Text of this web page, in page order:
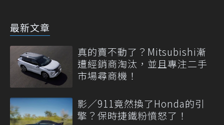
最新文章
真的賣不動了？Mitsubishi漸
遭經銷商淘汰，並且專注二手
市場尋商機！
影／911竟然換了Honda的引
擎？保時捷鐵粉憤怒了！